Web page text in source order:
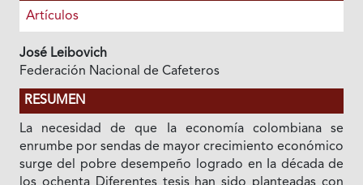
Artículos
José Leibovich
Federación Nacional de Cafeteros
RESUMEN
La necesidad de que Ia economía colombiana se
enrumbe por sendas de mayor crecimiento económico
surge del pobre desempeño logrado en Ia década de